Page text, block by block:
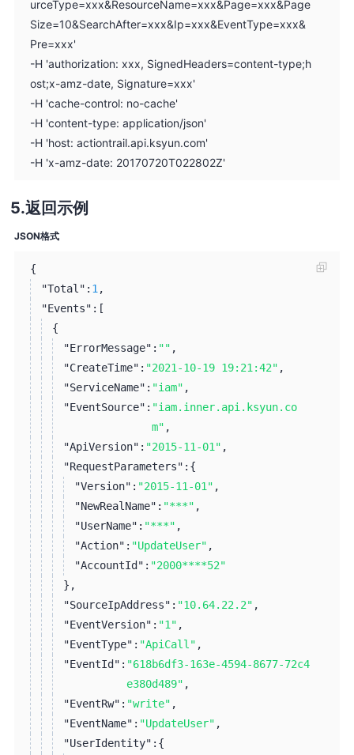
urceType=xxx&ResourceName=xxx&Page=xxx&Page
Size=10&SearchAfter=xxx&Ip=xxx&EventType=xxx&
Pre=xxx'
-H 'authorization: xxx, SignedHeaders=content-type;h
ost;x-amz-date, Signature=xxx'
-H 'cache-control: no-cache'
-H 'content-type: application/json'
-H 'host: actiontrail.api.ksyun.com'
-H 'x-amz-date: 20170720T022802Z'
返回示例
JSON格式
{
"Total": 1 ,
"Events": [
{
"ErrorMessage": "" ,
"CreateTime": "2021-10-19 19:21:42" ,
"ServiceName": "iam" ,
"EventSource": "iam.inner.api.ksyun.co
m" ,
"ApiVersion": "2015-11-01" ,
"RequestParameters": {
"Version": "2015-11-01" ,
"NewRealName": "***" ,
"UserName": "***" ,
"Action": "UpdateUser" ,
"AccountId": "2000****52"
} ,
"SourceIpAddress": "10.64.22.2" ,
"EventVersion": "1" ,
"EventType": "ApiCall" ,
"EventId": "618b6df3-163e-4594-8677-72c4
e380d489" ,
"EventRw": "write" ,
"EventName": "UpdateUser" ,
"UserIdentity": {